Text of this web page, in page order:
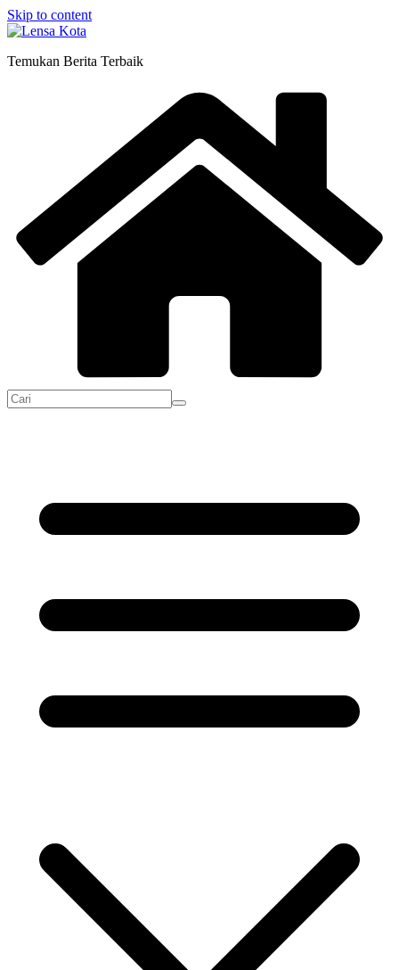
Skip to content
Temukan Berita Terbaik